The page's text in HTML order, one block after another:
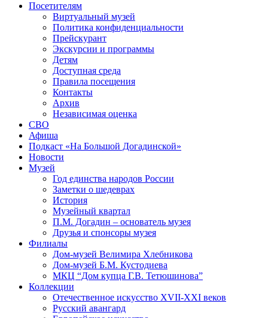
Посетителям
Виртуальный музей
Политика конфиденциальности
Прейскурант
Экскурсии и программы
Детям
Доступная среда
Правила посещения
Контакты
Архив
Независимая оценка
СВО
Афиша
Подкаст «На Большой Догадинской»
Новости
Музей
Год единства народов России
Заметки о шедеврах
История
Музейный квартал
П.М. Догадин – основатель музея
Друзья и спонсоры музея
Филиалы
Дом-музей Велимира Хлебникова
Дом-музей Б.М. Кустодиева
МКЦ “Дом купца Г.В. Тетюшинова”
Коллекции
Отечественное искусство XVII-XXI веков
Русский авангард